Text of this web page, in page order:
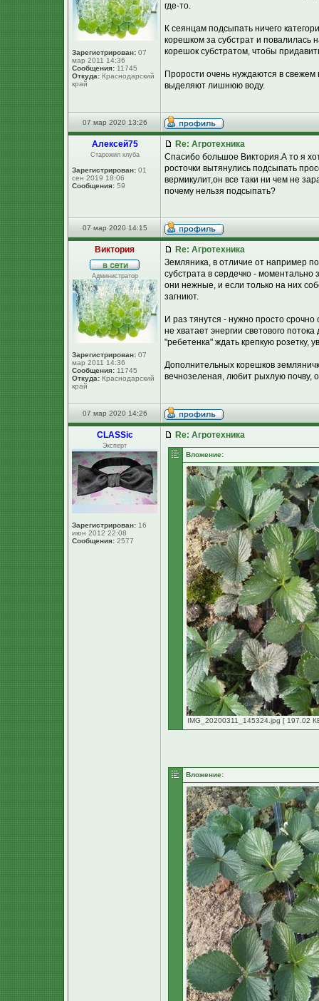
Зарегистрирован: 07
мар 2011 14:36
Сообщения: 11745
Откуда: Краснодарский
край
где-то.
К сеянцам подсыпать ничего
корешком за субстрат и повалилась
корешок субстратом, чтобы
Прорости очень нуждаются в свежем
выделяют лишнюю воду.
07 мар 2020 13:26
Алексей75
Старожил клуба
Зарегистрирован: 01
сен 2019 18:06
Сообщения: 59
Re: Агротехника
Спасибо большое Виктория.А то я
росточки вытянулись подсыпать
вермикулит,он все таки ни чем не
почему нельзя подсыпать?
07 мар 2020 14:15
Виктория
Администратор
Зарегистрирован: 07
мар 2011 14:36
Сообщения: 11745
Откуда: Краснодарский
край
Re: Агротехника
Земляника, в отличие от например
субстрата в сердечко - моментально
они нежные, и если только на них
загниют.
И раз тянутся - нужно просто
не хватает энергии светового
"ребетенка" ждать крепкую розетку,
Дополнительных корешков
вечнозеленая, любит рыхлую почву,
07 мар 2020 14:26
CLASSic
Эксперт
Зарегистрирован: 16
июн 2012 22:08
Сообщения: 2577
Re: Агротехника
Вложение:
IMG_20200311_145324.jpg [ 197.02
Вложение: